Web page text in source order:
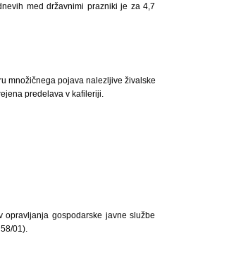
med državnimi prazniki je za 4,7
množičnega pojava nalezljive živalske
predelava v kafileriji.
gospodarske javne službe
01).